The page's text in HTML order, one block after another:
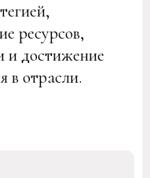
ресурсов,
и достижение
в отрасли.